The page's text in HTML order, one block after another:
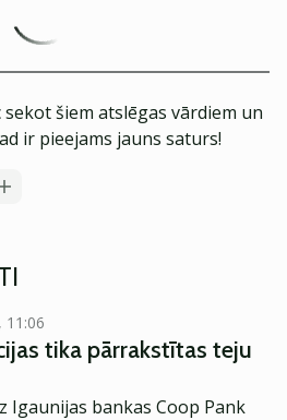
sekot šiem atslēgas vārdiem un
ir pieejams jauns saturs!
11:06
tika pārrakstītas teju
Igaunijas bankas Coop Pank